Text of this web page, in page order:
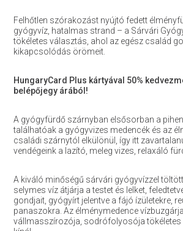
Felhőtlen szórakozást nyújtó fedett
gyógyvíz, hatalmas strand – a Sárvári
tökéletes választás, ahol az egész család
kikapcsolódás örömeit.
HungaryCard Plus kártyával 50%
belépőjegy árából!
A gyógyfürdő szárnyban elsősorban a
találhatóak a gyógyvizes medencék és az
családi szárnytól elkülönül, így itt
vendégeink a lazító, meleg vizes, relaxáló
A kiváló minőségű sárvári gyógyvízzel
selymes víz átjárja a testet és lelket,
gondjait, gyógyírt jelentve a fájó ízületekre,
panaszokra. Az élménymedence
vállmasszírozója, sodrófolyosója